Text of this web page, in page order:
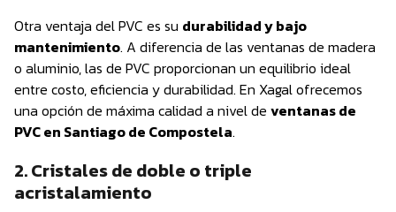
Otra ventaja del PVC es su durabilidad y bajo
mantenimiento. A diferencia de las ventanas de madera
o aluminio, las de PVC proporcionan un equilibrio ideal
entre costo, eficiencia y durabilidad. En Xagal ofrecemos
una opción de máxima calidad a nivel de ventanas de
PVC en Santiago de Compostela.
2. Cristales de doble o triple
acristalamiento